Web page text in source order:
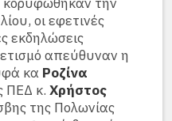
οι εφετινές
εκδηλώσεις
απεύθυναν η
κα Ροζίνα
ΠΕΔ κ. Χρήστος
της Πολωνίας